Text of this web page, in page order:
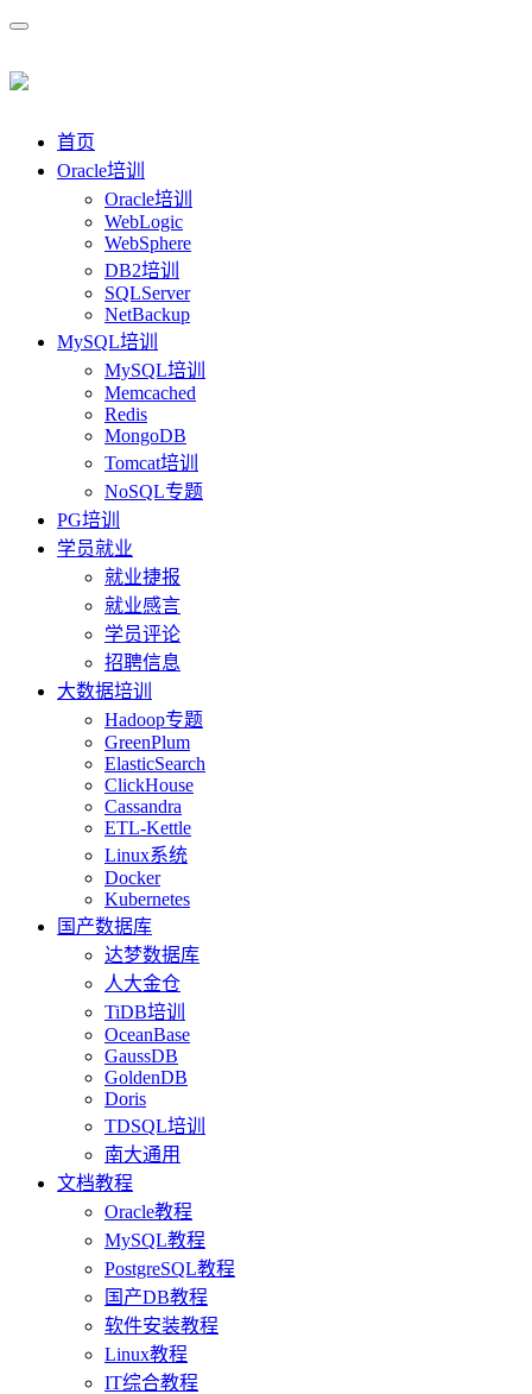
首页
Oracle培训
Oracle培训
WebLogic
WebSphere
DB2培训
SQLServer
NetBackup
MySQL培训
MySQL培训
Memcached
Redis
MongoDB
Tomcat培训
NoSQL专题
PG培训
学员就业
就业捷报
就业感言
学员评论
招聘信息
大数据培训
Hadoop专题
GreenPlum
ElasticSearch
ClickHouse
Cassandra
ETL-Kettle
Linux系统
Docker
Kubernetes
国产数据库
达梦数据库
人大金仓
TiDB培训
OceanBase
GaussDB
GoldenDB
Doris
TDSQL培训
南大通用
文档教程
Oracle教程
MySQL教程
PostgreSQL教程
国产DB教程
软件安装教程
Linux教程
IT综合教程